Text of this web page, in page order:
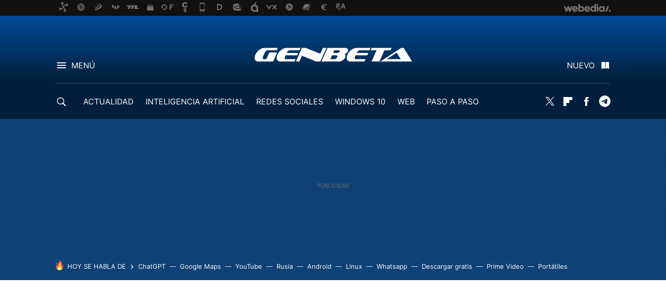
MENÚ NUEVO
ACTUALIDAD INTELIGENCIA ARTIFICIAL REDES SOCIALES WINDOWS 10 WEB
PASO A PASO
Twitter FlipboardFacebook
HOY SE HABLA DE ChatGPT Google Maps YouTube Rusia Android Linux Whatsapp Descargar gratis Prime Video Portátiles